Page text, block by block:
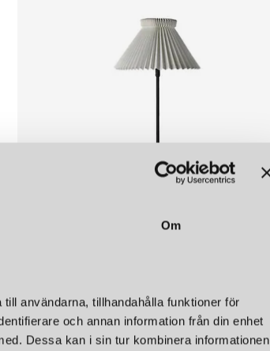
Om
användarna, tillhandahålla funktioner för
och annan information från din enhet
Dessa kan i sin tur kombinera informationen